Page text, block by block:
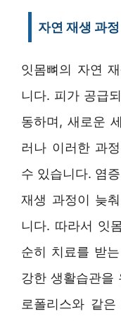
자연 재생 과정
잇몸뼈의 자연
니다. 피가 공급
동하며, 새로운
러나 이러한 과
수 있습니다. 염
재생 과정이 늦
니다. 따라서 잇
순히 치료를 받
강한 생활습관을
로폴리스와 같